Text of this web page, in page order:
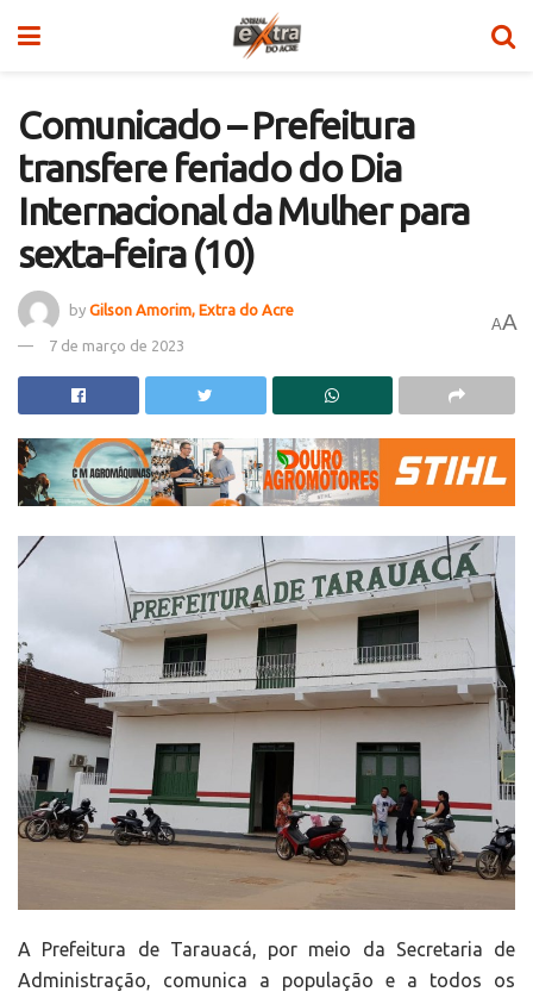
Comunicado – Prefeitura
transfere feriado do Dia
Internacional da Mulher para
sexta-feira (10)
by Gilson Amorim, Extra do Acre
7 de março de 2023
AA
A Prefeitura de Tarauacá, por meio da Secretaria de
Administração, comunica a população e a todos os